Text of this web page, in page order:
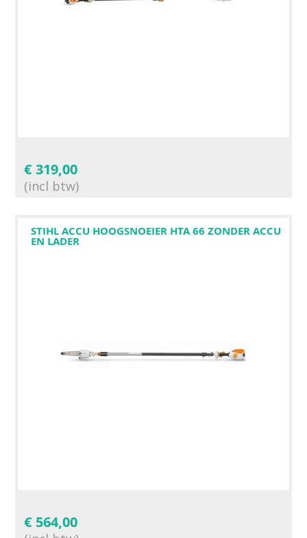
€ 319,00
(incl btw)
STIHL ACCU HOOGSNOEIER HTA 66 ZONDER ACCU
EN LADER
€ 564,00